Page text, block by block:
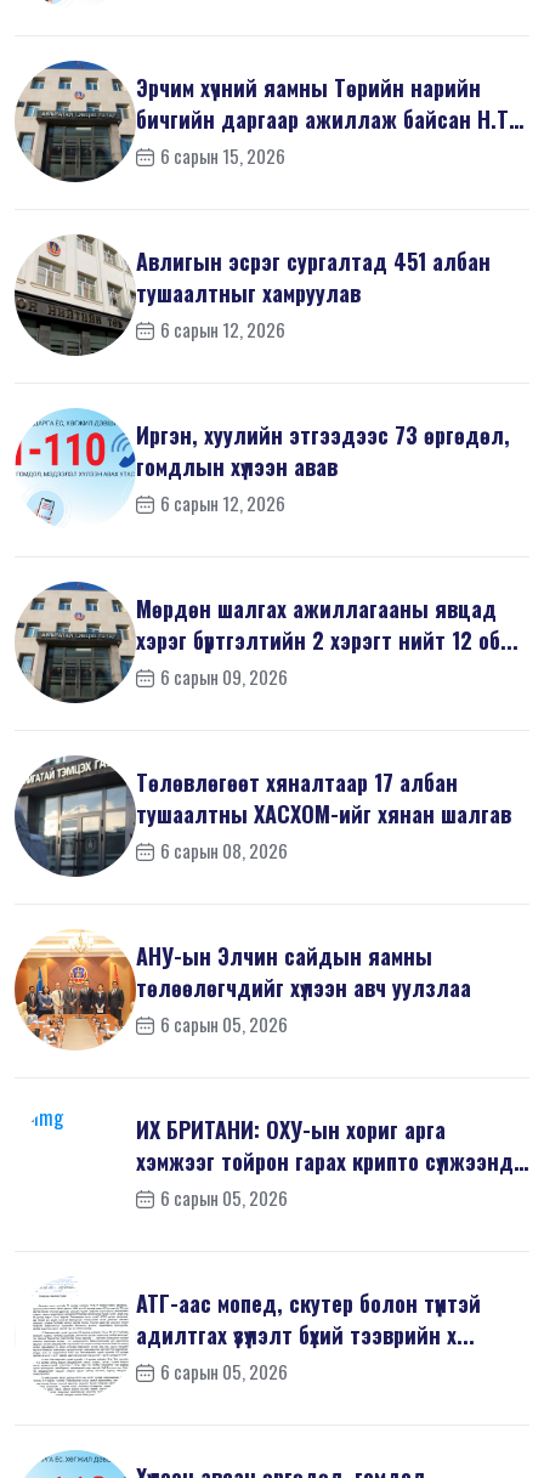
Эрчим хүчний яамны Төрийн нарийн
бичгийн даргаар ажиллаж байсан Н.Т
на...6 сарын 15, 2026
Авлигын эсрэг сургалтад 451 албан
тушаалтныг хамруулав
6 сарын 12, 2026
Иргэн, хуулийн этгээдээс 73 өргөдөл,
гомдлын хүлээн авав
6 сарын 12, 2026
Мөрдөн шалгах ажиллагааны явцад
хэрэг бүртгэлтийн 2 хэрэгт нийт 12 об...
6 сарын 09, 2026
Төлөвлөгөөт хяналтаар 17 албан
тушаалтны ХАСХОМ-ийг хянан шалгав
6 сарын 08, 2026
АНУ-ын Элчин сайдын яамны
төлөөлөгчдийг хүлээн авч уулзлаа
6 сарын 05, 2026
ИХ БРИТАНИ: ОХУ-ын хориг арга
хэмжээг тойрон гарах крипто сүлжээнд
хор...6 сарын 05, 2026
АТГ-аас мопед, скутер болон түүнтэй
адилтгах үзүүлэлт бүхий тээврийн х...
6 сарын 05, 2026